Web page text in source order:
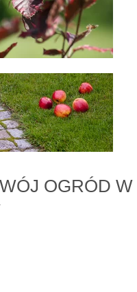
OGRÓD W